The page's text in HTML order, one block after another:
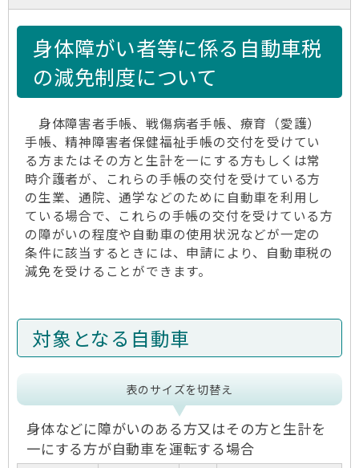
身体障がい者等に係る自動車税
の減免制度について
身体障害者手帳、戦傷病者手帳、療育（愛護）
手帳、精神障害者保健福祉手帳の交付を受けてい
る方またはその方と生計を一にする方もしくは常
時介護者が、これらの手帳の交付を受けている方
の生業、通院、通学などのために自動車を利用し
ている場合で、これらの手帳の交付を受けている方
の障がいの程度や自動車の使用状況などが一定の
条件に該当するときには、申請により、自動車税の
減免を受けることができます。
対象となる自動車
表のサイズを切替え
身体などに障がいのある方又はその方と生計を
一にする方が自動車を運転する場合